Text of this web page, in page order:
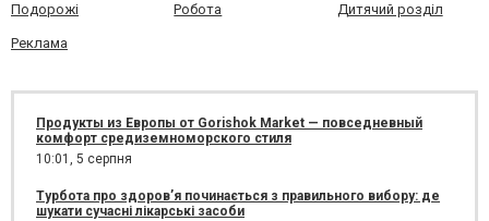
Подорожі Робота Дитячий розділ
Реклама
Продукты из Европы от Gorishok Market — повседневный
комфорт средиземноморского стиля
10:01, 5 серпня
Турбота про здоров’я починається з правильного вибору: де
шукати сучасні лікарські засоби